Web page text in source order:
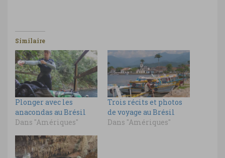
Similaire
Plonger avec les
anacondas au Brésil
Dans "Amériques"
Trois récits et photos
de voyage au Brésil
Dans "Amériques"